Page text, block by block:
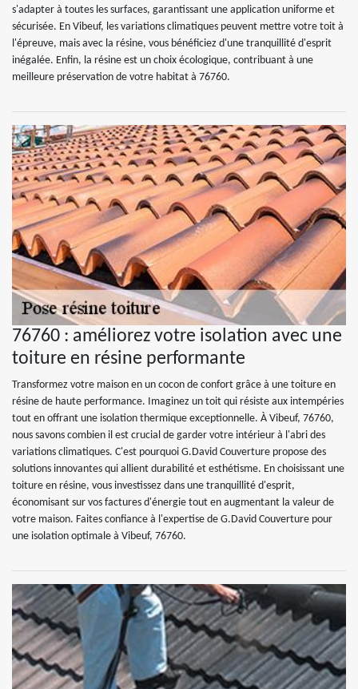
s'adapter à toutes les surfaces, garantissant une application uniforme et
sécurisée. En Vibeuf, les variations climatiques peuvent mettre votre toit à
l'épreuve, mais avec la résine, vous bénéficiez d'une tranquillité d'esprit
inégalée. Enfin, la résine est un choix écologique, contribuant à une
meilleure préservation de votre habitat à 76760.
76760 : améliorez votre isolation avec une
toiture en résine performante
Transformez votre maison en un cocon de confort grâce à une toiture en
résine de haute performance. Imaginez un toit qui résiste aux intempéries
tout en offrant une isolation thermique exceptionnelle. À Vibeuf, 76760,
nous savons combien il est crucial de garder votre intérieur à l'abri des
variations climatiques. C'est pourquoi G.David Couverture propose des
solutions innovantes qui allient durabilité et esthétisme. En choisissant une
toiture en résine, vous investissez dans une tranquillité d'esprit,
économisant sur vos factures d'énergie tout en augmentant la valeur de
votre maison. Faites confiance à l'expertise de G.David Couverture pour
une isolation optimale à Vibeuf, 76760.